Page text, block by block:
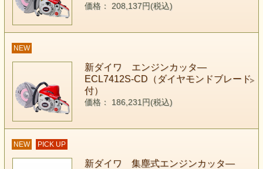
価格： 208,137円(税込)
NEW
新ダイワ エンジンカッタ―
ECL7412S-CD（ダイヤモンドブレード
付）
価格： 186,231円(税込)
NEW PICK UP
新ダイワ 集塵式エンジンカッタ―